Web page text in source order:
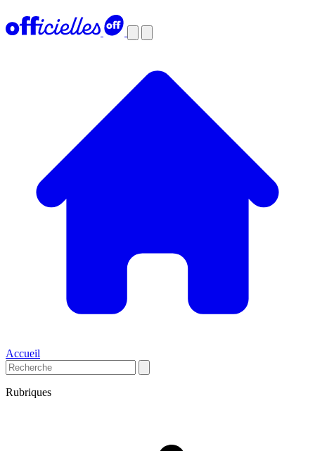
Accueil
Rubriques